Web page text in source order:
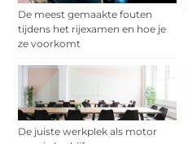
De meest gemaakte fouten
tijdens het rijexamen en hoe je
ze voorkomt
De juiste werkplek als motor